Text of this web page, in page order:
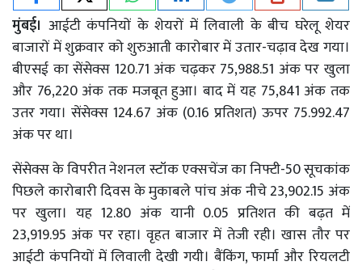
मुंबई। आईटी कंपनियों के शेयरों में लिवाली के बीच घरेलू शेयर
बाजारों में शुक्रवार को शुरुआती कारोबार में उतार-चढ़ाव देख गया।
बीएसई का सेंसेक्स 120.71 अंक चढ़कर 75,988.51 अंक पर खुला
और 76,220 अंक तक मजबूत हुआ। बाद में यह 75,841 अंक तक
उतर गया। सेंसेक्स 124.67 अंक (0.16 प्रतिशत) ऊपर 75.992.47
अंक पर था।
सेंसेक्स के विपरीत नेशनल स्टॉक एक्सचेंज का निफ्टी-50 सूचकांक
पिछले कारोबारी दिवस के मुकाबले पांच अंक नीचे 23,902.15 अंक
पर खुला। यह 12.80 अंक यानी 0.05 प्रतिशत की बढ़त में
23,919.95 अंक पर रहा। वृहत बाजार में तेजी रही। खास तौर पर
आईटी कंपनियों में लिवाली देखी गयी। बैंकिंग, फार्मा और रियलटी